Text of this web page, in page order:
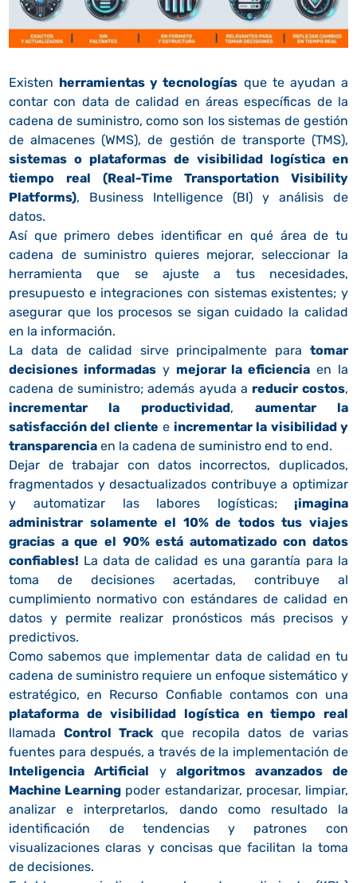
Existen herramientas y tecnologías que te ayudan a
contar con data de calidad en áreas específicas de la
cadena de suministro, como son los sistemas de gestión
de almacenes (WMS), de gestión de transporte (TMS),
sistemas o plataformas de visibilidad logística en
tiempo real (Real-Time Transportation Visibility
Platforms), Business Intelligence (BI) y análisis de
datos.
Así que primero debes identificar en qué área de tu
cadena de suministro quieres mejorar, seleccionar la
herramienta que se ajuste a tus necesidades,
presupuesto e integraciones con sistemas existentes; y
asegurar que los procesos se sigan cuidado la calidad
en la información.
La data de calidad sirve principalmente para tomar
decisiones informadas y mejorar la eficiencia en la
cadena de suministro; además ayuda a reducir costos,
incrementar la productividad, aumentar la
satisfacción del cliente e incrementar la visibilidad y
transparencia en la cadena de suministro end to end.
Dejar de trabajar con datos incorrectos, duplicados,
fragmentados y desactualizados contribuye a optimizar
y automatizar las labores logísticas; ¡imagina
administrar solamente el 10% de todos tus viajes
gracias a que el 90% está automatizado con datos
confiables! La data de calidad es una garantía para la
toma de decisiones acertadas, contribuye al
cumplimiento normativo con estándares de calidad en
datos y permite realizar pronósticos más precisos y
predictivos.
Como sabemos que implementar data de calidad en tu
cadena de suministro requiere un enfoque sistemático y
estratégico, en Recurso Confiable contamos con una
plataforma de visibilidad logística en tiempo real
llamadaControl Track que recopila datos de varias
fuentes para después, a través de la implementación de
Inteligencia Artificial yalgoritmos avanzados de
Machine Learning poder estandarizar, procesar, limpiar,
analizar e interpretarlos, dando como resultado la
identificación de tendencias y patrones con
visualizaciones claras y concisas que facilitan la toma
de decisiones.